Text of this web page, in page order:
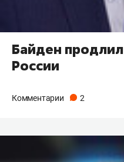
Байден
России
Комментарии 2